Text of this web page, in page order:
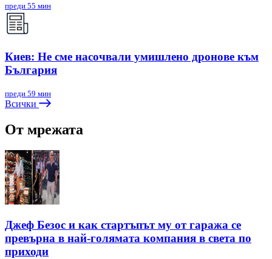
преди 55 мин
Киев: Не сме насочвали умишлено дронове към
България
преди 59 мин
Всички
От мрежата
Джеф Безос и как стартъпът му от гаража се
превърна в най-голямата компания в света по
приходи